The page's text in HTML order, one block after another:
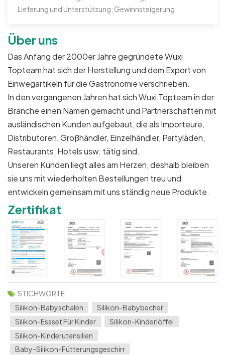
Lieferung und Unterstützung; Gewinnsteigerung
Über uns
Das Anfang der 2000er Jahre gegründete Wuxi
Topteam hat sich der Herstellung und dem Export von
Einwegartikeln für die Gastronomie verschrieben.
In den vergangenen Jahren hat sich Wuxi Topteam in der
Branche einen Namen gemacht und Partnerschaften mit
ausländischen Kunden aufgebaut, die als Importeure,
Distributoren, Großhändler, Einzelhändler, Partyläden,
Restaurants, Hotels usw. tätig sind.
Unseren Kunden liegt alles am Herzen, deshalb bleiben
sie uns mit wiederholten Bestellungen treu und
entwickeln gemeinsam mit uns ständig neue Produkte.
Zertifikat
STICHWORTE :
Silikon-Babyschalen
Silikon-Babybecher
Silikon-Essset Für Kinder
Silikon-Kinderlöffel
Silikon-Kinderutensilien
Baby-Silikon-Fütterungsgeschirr